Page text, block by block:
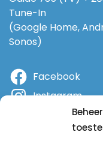
Tune-In
(Google Home,
Sonos)
Facebook
Instagram
YouTube